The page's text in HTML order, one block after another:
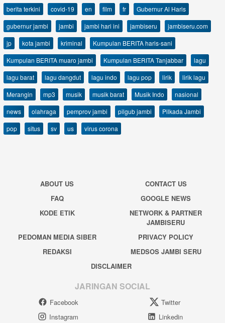
berita terkini
covid-19 en film fr
Gubernur Al Haris
gubernur jambi
jambi jambi hari ini jambiseru
jambiseru.com
jp
kota jambi kriminal
Kumpulan BERITA haris-sani
Kumpulan BERITA muaro jambi
Kumpulan BERITA Tanjabbar
lagu
lagu barat
lagu dangdut lagu indo lagu pop lirik
lirik lagu
Merangin
mp3 musik musik barat Musik Indo
nasional
news
olahraga pemprov jambi pilgub jambi
Pilkada Jambi
pop
situs sv us virus corona
ABOUT US
CONTACT US
FAQ
GOOGLE NEWS
KODE ETIK
NETWORK & PARTNER
JAMBISERU
PEDOMAN MEDIA SIBER
PRIVACY POLICY
REDAKSI
MEDSOS JAMBI SERU
DISCLAIMER
JARINGAN SOCIAL
Facebook
Twitter
Instagram
Linkedin